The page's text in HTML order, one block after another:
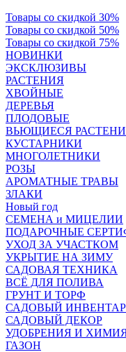
Товары со скидкой 30%
Товары со скидкой 50%
Товары со скидкой 75%
НОВИНКИ
ЭКСКЛЮЗИВЫ
РАСТЕНИЯ
ХВОЙНЫЕ
ДЕРЕВЬЯ
ПЛОДОВЫЕ
ВЬЮЩИЕСЯ
КУСТАРНИКИ
МНОГОЛЕТНИКИ
РОЗЫ
АРОМАТНЫЕ ТРАВЫ
ЗЛАКИ
Новый год
СЕМЕНА и МИЦЕЛИИ
ПОДАРОЧНЫЕ
УХОД ЗА УЧАСТКОМ
УКРЫТИЕ НА ЗИМУ
САДОВАЯ ТЕХНИКА
ВСЁ ДЛЯ ПОЛИВА
ГРУНТ И ТОРФ
САДОВЫЙ
САДОВЫЙ ДЕКОР
УДОБРЕНИЯ И
ГАЗОН